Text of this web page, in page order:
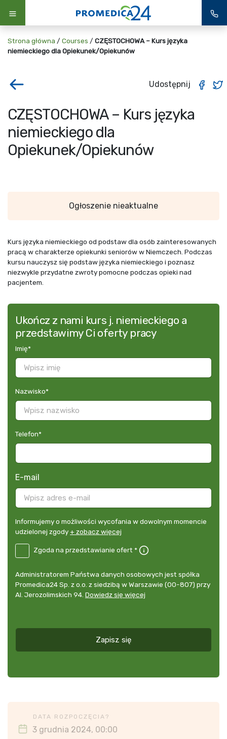
Strona główna / Courses / CZĘSTOCHOWA – Kurs języka
niemieckiego dla Opiekunek/Opiekunów
Udostępnij
CZĘSTOCHOWA – Kurs języka
niemieckiego dla
Opiekunek/Opiekunów
Ogłoszenie nieaktualne
Kurs języka niemieckiego od podstaw dla osób zainteresowanych
pracą w charakterze opiekunki seniorów w Niemczech. Podczas
kursu nauczysz się podstaw języka niemieckiego i poznasz
niezwykle przydatne zwroty pomocne podczas opieki nad
pacjentem.
Ukończ z nami kurs j. niemieckiego a
przedstawimy Ci oferty pracy
Imię*
Nazwisko*
Telefon*
E-mail
Informujemy
o
wycofania
dowolnym
momencie
udzielonej
Informujemy o możliwości wycofania w dowolnym momencie
udzielonej zgody+ zobacz więcej
DE
przedstawianie
Zgoda na przedstawianie ofert *
Administrator
danych
osobowych
Administratorem Państwa danych osobowych jest spółka
Promedica24 Sp. z o.o. z siedzibą w Warszawie (00-807) przy
Al. Jerozolimskich 94. Dowiedz się więcej
Zapisz się
DATA ROZPOCZĘCIA?
3 grudnia 2024, 00:00